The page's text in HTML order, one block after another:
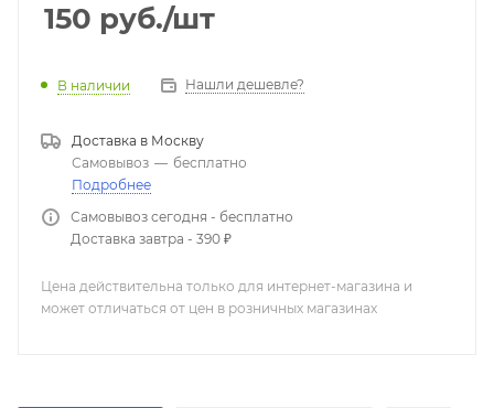
150 руб./шт
В наличии Нашли дешевле?
Доставка в Москву
Самовывоз — бесплатно
Подробнее
Самовывоз сегодня - бесплатно
Доставка завтра - 390 ₽
Цена действительна только для интернет-магазина и
может отличаться от цен в розничных магазинах